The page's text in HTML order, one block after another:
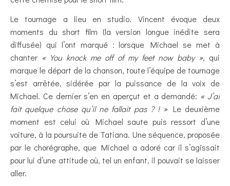
Le tournage a lieu en studio. Vincent évoque deux
moments du short film (la version longue inédite sera
diffusée) qui l’ont marqué : lorsque Michael se met à
chanter « You knock me off of my feet now baby », qui
marque le départ de la chanson, toute l’équipe de tournage
s’est arrêtée, sidérée par la puissance de la voix de
Michael. Ce dernier s’en en aperçut et a demandé: « J’ai
fait quelque chose qu’il ne fallait pas ? ! »Le deuxième
moment est celui où Michael saute puis ressort d’une
voiture, à la poursuite de Tatiana. Une séquence, proposée
par le chorégraphe, que Michael a adoré car il s’agissait
pour lui d’une attitude où, tel un enfant, il pouvait se laisser
aller.